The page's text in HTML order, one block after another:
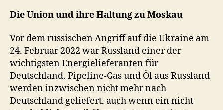
Die Union und ihre Haltung zu Moskau
Vor dem russischen Angriff auf die Ukraine am
24. Februar 2022 war Russland einer der
wichtigsten Energielieferanten für
Deutschland. Pipeline-Gas und Öl aus Russland
werden inzwischen nicht mehr nach
Deutschland geliefert, auch wenn ein nicht